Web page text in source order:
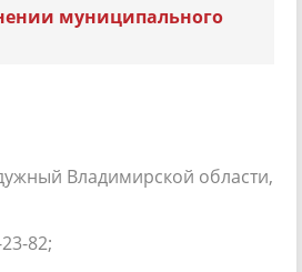
муниципального
Владимирской области,
82;